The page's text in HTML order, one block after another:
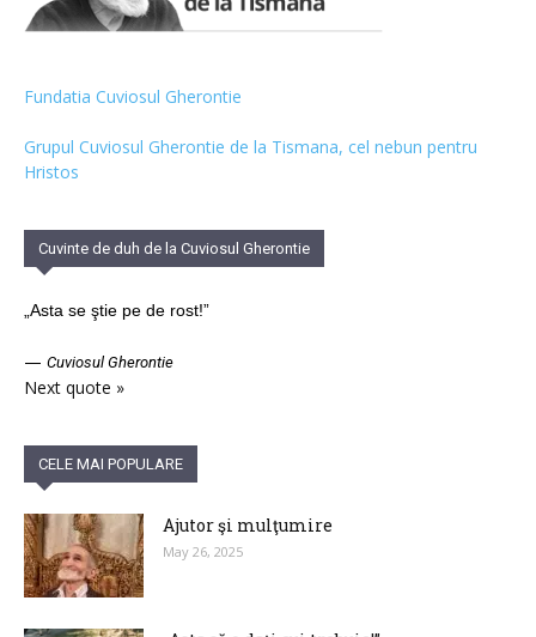
Fundatia Cuviosul Gherontie
Grupul Cuviosul Gherontie de la Tismana, cel nebun pentru
Hristos
Cuvinte de duh de la Cuviosul Gherontie
„Asta se ştie pe de rost!”
— Cuviosul Gherontie
Next quote »
CELE MAI POPULARE
Ajutor şi mulţumire
May 26, 2025